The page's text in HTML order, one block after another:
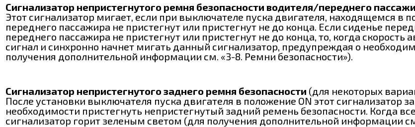
Сигнализатор непристегнутого ремня безопасности водителя/переднего
Этот сигнализатор мигает, если при выключателе пуска двигателя, находящемся в
переднего пассажира не пристегнут или пристегнут не до конца. Если сиденье
переднего пассажира не пристегнут или пристегнут не до конца, то, когда
сигнал и синхронно начнет мигать данный сигнализатор, предупреждая о
получения дополнительной информации см. «3-8. Ремни безопасности»).
Сигнализатор непристегнутого заднего ремня безопасности (для некоторых
После установки выключателя пуска двигателя в положение ON этот сигнализатор
необходимости пристегнуть непристегнутый задний ремень безопасности. Когда
сигнализатор горит зеленым светом (для получения дополнительной информации